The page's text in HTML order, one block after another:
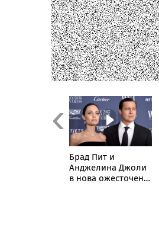
Previous
Брад Пит и
Анджелина Джоли
в нова ожесточена